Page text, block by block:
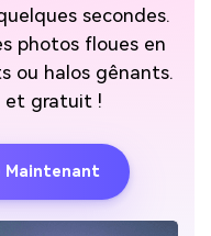
secondes.
photos floues en
ou halos gênants.
et gratuit !
Maintenant